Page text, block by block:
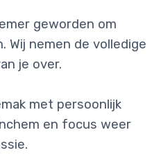
geworden om
Wij nemen de volledige
je over.
met persoonlijk
en focus weer